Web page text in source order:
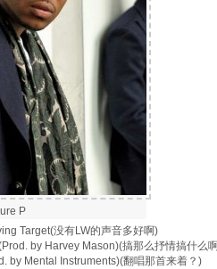
P
Target(没有LW的声音多好啊)
by Harvey Mason)(搞那么抒情搞什么
by Mental Instruments)(翻唱那首来着？)